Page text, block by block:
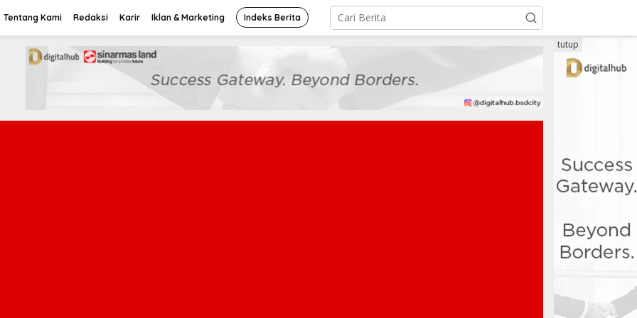
Tentang Kami Redaksi Karir Iklan & Marketing Indeks Berita
tutup